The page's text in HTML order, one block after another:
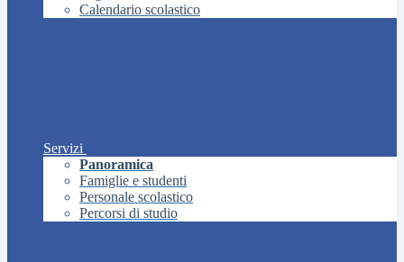
Calendario scolastico
Servizi
Panoramica
Famiglie e studenti
Personale scolastico
Percorsi di studio